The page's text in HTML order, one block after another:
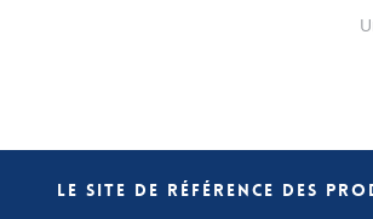
LE SITE DE RÉFÉRENCE DES